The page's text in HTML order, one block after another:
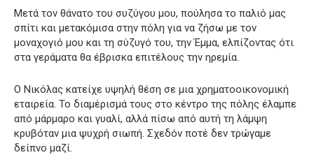
Μετά τον θάνατο του συζύγου μου, πούλησα το παλιό μας
σπίτι και μετακόμισα στην πόλη για να ζήσω με τον
μοναχογιό μου και τη σύζυγό του, την Έμμα, ελπίζοντας ότι
στα γεράματα θα έβρισκα επιτέλους την ηρεμία.
Ο Νικόλας κατείχε υψηλή θέση σε μια χρηματοοικονομική
εταιρεία. Το διαμέρισμά τους στο κέντρο της πόλης έλαμπε
από μάρμαρο και γυαλί, αλλά πίσω από αυτή τη λάμψη
κρυβόταν μια ψυχρή σιωπή. Σχεδόν ποτέ δεν τρώγαμε
δείπνο μαζί.